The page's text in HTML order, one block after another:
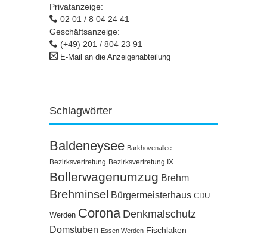
Privatanzeige:
02 01 / 8 04 24 41
Geschäftsanzeige:
(+49) 201 / 804 23 91
E-Mail an die Anzeigenabteilung
Schlagwörter
Baldeneysee Barkhovenallee
Bezirksvertretung Bezirksvertretung IX
Bollerwagenumzug Brehm
Brehminsel Bürgermeisterhaus CDU
Werden Corona Denkmalschutz
Domstuben Essen Werden Fischlaken